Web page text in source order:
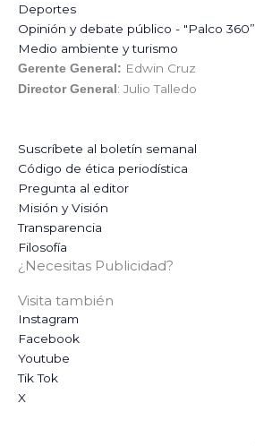
Deportes
Opinión y debate público - "Palco 360”
Medio ambiente y turismo
Gerente General: Edwin Cruz
Director General : Julio Talledo
Suscríbete al boletín semanal
Código de ética periodística
Pregunta al editor
Misión y Visión
Transparencia
Filosofía
¿Necesitas Publicidad?
Visita también
Instagram
Facebook
Youtube
Tik Tok
X